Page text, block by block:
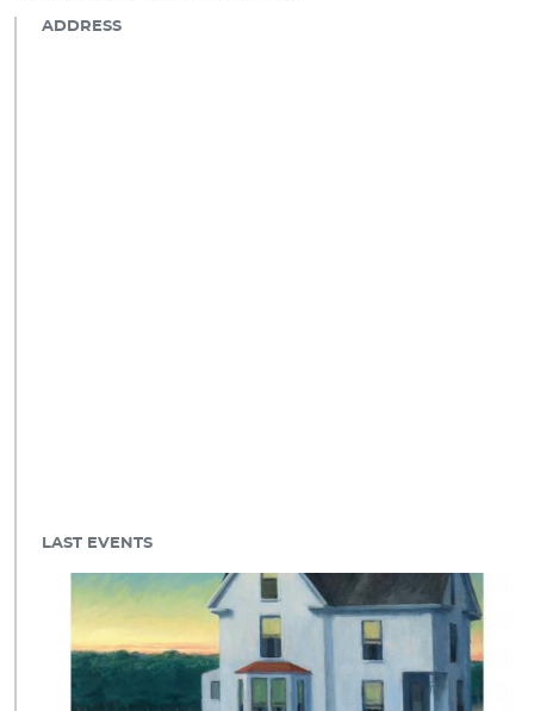
ADDRESS
LAST EVENTS